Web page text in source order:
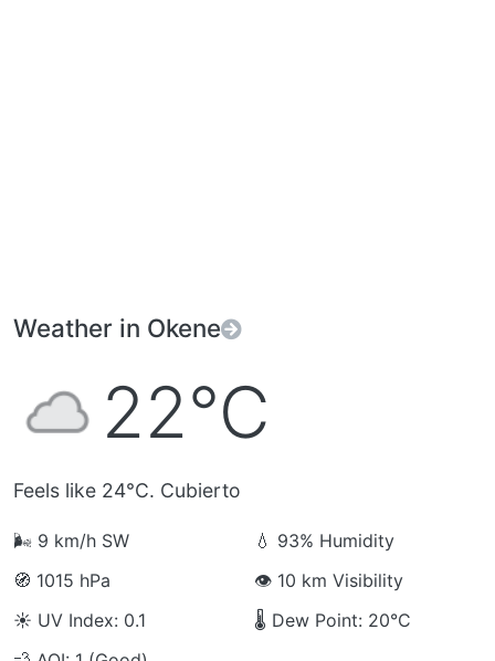
Weather in Okene
22°C
Feels like 24°C. Cubierto
🌬️ 9 km/h SW 💧 93% Humidity
🧭 1015 hPa 👁️ 10 km Visibility
☀️ UV Index: 0.1 🌡️ Dew Point: 20°C